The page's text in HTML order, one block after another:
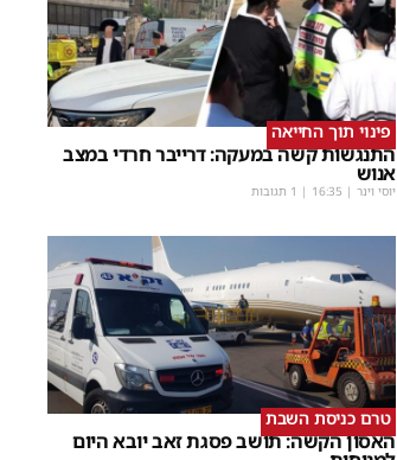
פינוי תוך החייאה
התנגשות קשה במעקה: דרייבר חרדי במצב
אנוש
יוסי וינר |
16:35 | 1 תגובות
טרם כניסת השבת
האסון הקשה: תושב פסגת זאב יובא היום